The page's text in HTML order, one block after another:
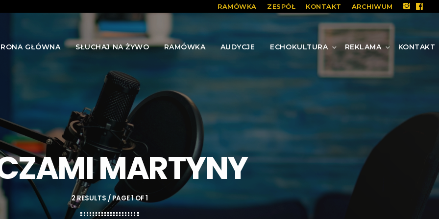
RAMÓWKA ZESPÓŁ KONTAKT ARCHIWUM
GŁÓWNA SŁUCHAJ NA ŻYWO RAMÓWKA AUDYCJE ECHOKULTURA REKLAMA KONTAKT
MARTYNY
2 RESULTS / PAGE 1 OF 1